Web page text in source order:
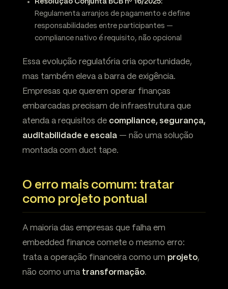
Resolução Conjunta BCB nº 16/2025:
Regulamenta arranjos de pagamento e define
responsabilidades entre participantes —
compliance nativo é requisito, não opcional
Essa evolução regulatória cria oportunidade,
mas também eleva a barra de exigência.
Empresas que querem operar finanças
embarcadas precisam de infraestrutura que
atenda a requisitos de compliance, segurança,
auditabilidade e escala — não uma solução
montada com duct tape.
O erro mais comum: tratar
como projeto pontual
A maioria das empresas que falha em
embedded finance comete o mesmo erro:
trata a operação financeira como um projeto,
não como uma transformação.